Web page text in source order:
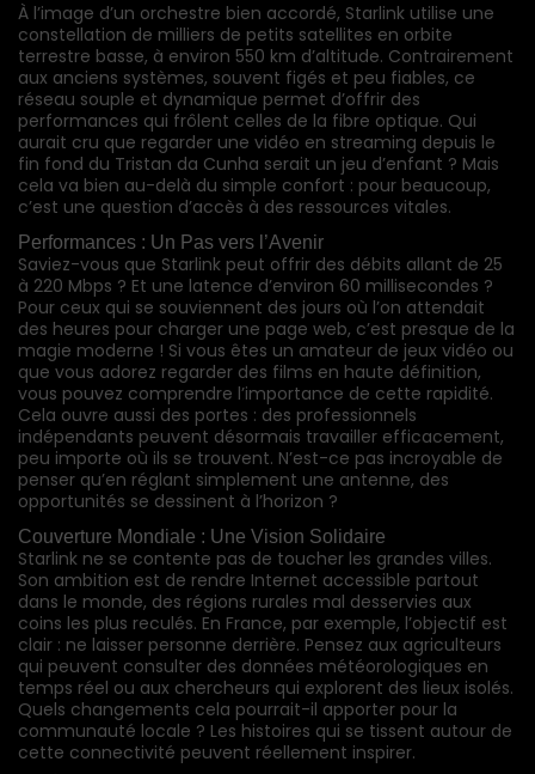
À l’image d’un orchestre bien accordé, Starlink utilise une
constellation de milliers de petits satellites en orbite
terrestre basse, à environ 550 km d’altitude. Contrairement
aux anciens systèmes, souvent figés et peu fiables, ce
réseau souple et dynamique permet d’offrir des
performances qui frôlent celles de la fibre optique. Qui
aurait cru que regarder une vidéo en streaming depuis le
fin fond du Tristan da Cunha serait un jeu d’enfant ? Mais
cela va bien au-delà du simple confort : pour beaucoup,
c’est une question d’accès à des ressources vitales.
Performances : Un Pas vers l’Avenir
Saviez-vous que Starlink peut offrir des débits allant de 25
à 220 Mbps ? Et une latence d’environ 60 millisecondes ?
Pour ceux qui se souviennent des jours où l’on attendait
des heures pour charger une page web, c’est presque de la
magie moderne ! Si vous êtes un amateur de jeux vidéo ou
que vous adorez regarder des films en haute définition,
vous pouvez comprendre l’importance de cette rapidité.
Cela ouvre aussi des portes : des professionnels
indépendants peuvent désormais travailler efficacement,
peu importe où ils se trouvent. N’est-ce pas incroyable de
penser qu’en réglant simplement une antenne, des
opportunités se dessinent à l’horizon ?
Couverture Mondiale : Une Vision Solidaire
Starlink ne se contente pas de toucher les grandes villes.
Son ambition est de rendre Internet accessible partout
dans le monde, des régions rurales mal desservies aux
coins les plus reculés. En France, par exemple, l’objectif est
clair : ne laisser personne derrière. Pensez aux agriculteurs
qui peuvent consulter des données météorologiques en
temps réel ou aux chercheurs qui explorent des lieux isolés.
Quels changements cela pourrait-il apporter pour la
communauté locale ? Les histoires qui se tissent autour de
cette connectivité peuvent réellement inspirer.